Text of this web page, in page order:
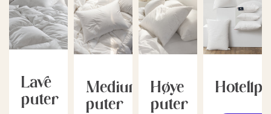
Lave
puter
Medium
puter
Høye
puter